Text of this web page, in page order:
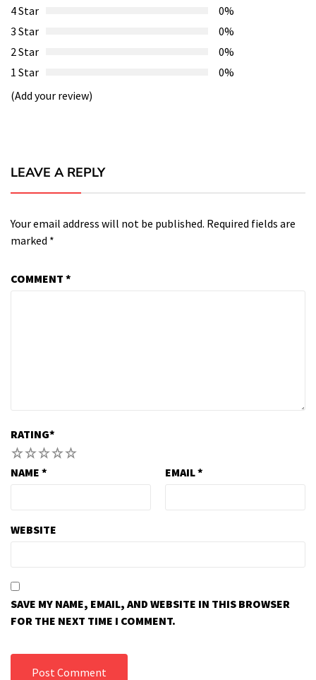
4 Star
0%
3 Star
0%
2 Star
0%
1 Star
0%
(Add your review)
LEAVE A REPLY
Your email address will not be published. Required fields are
marked *
COMMENT *
RATING*
5
4
3
2
NAME * EMAIL*
WEBSITE
SAVE MY NAME, EMAIL, AND WEBSITE IN THIS BROWSER
FOR THE NEXT TIME I COMMENT.